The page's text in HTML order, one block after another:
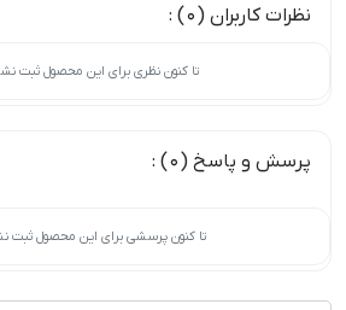
نظرات کاربران (0) :
تا کنون نظری برای این محصول ثبت
پرسش و پاسخ (0) :
تا کنون پرسشی برای این محصول ثبت